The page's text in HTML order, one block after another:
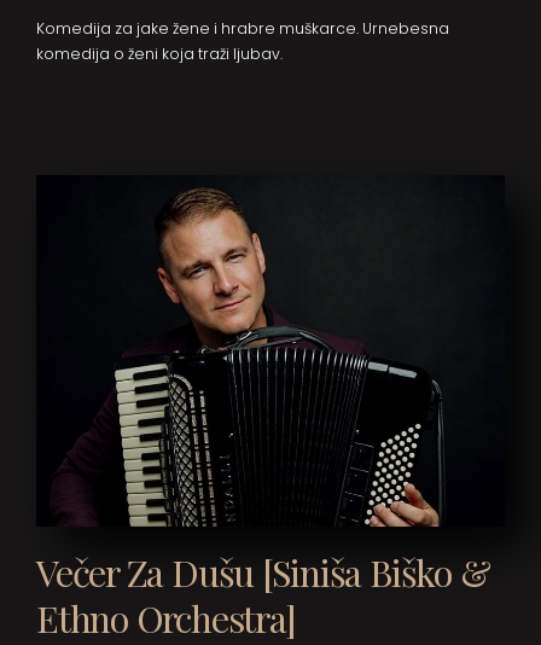
Komedija za jake žene i hrabre muškarce. Urnebesna
komedija o ženi koja traži ljubav.
Večer Za Dušu [Siniša Biško &
Ethno Orchestra]